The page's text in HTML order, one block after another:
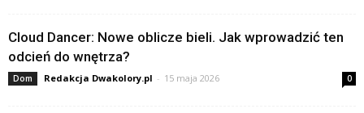
Cloud Dancer: Nowe oblicze bieli. Jak wprowadzić ten
odcień do wnętrza?
Dom Redakcja Dwakolory.pl - 15 maja 2026 0